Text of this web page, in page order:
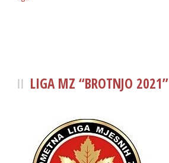
LIGA MZ “BROTNJO 2021”